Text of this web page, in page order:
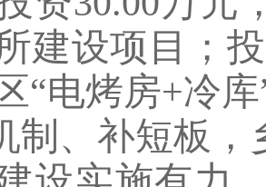
建设项目；
“电烤房+冷
制、补短板，